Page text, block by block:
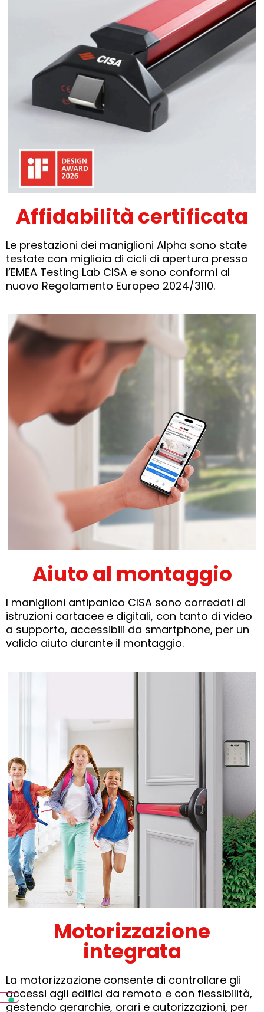
Affidabilità certificata
Le prestazioni dei maniglioni Alpha sono state
testate con migliaia di cicli di apertura presso
l’EMEA Testing Lab CISA e sono conformi al
nuovo Regolamento Europeo 2024/3110.
Aiuto al montaggio
I maniglioni antipanico CISA sono corredati di
istruzioni cartacee e digitali, con tanto di video
a supporto, accessibili da smartphone, per un
valido aiuto durante il montaggio.
Motorizzazione
integrata
La motorizzazione consente di controllare gli
accessi agli edifici da remoto e con flessibilità,
gestendo gerarchie, orari e autorizzazioni, per